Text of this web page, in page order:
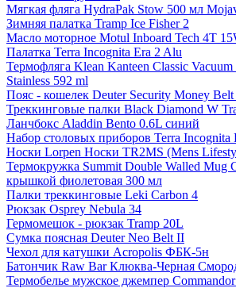
Мягкая фляга HydraPak Stow 500 мл
Зимняя палатка Tramp Ice Fisher 2
Масло моторное Motul Inboard Tech 4T
Палатка Terra Incognita Era 2 Alu
Термофляга Klean Kanteen Classic Vacuum
Stainless 592 ml
Пояс - кошелек Deuter Security Money
Треккинговые палки Black Diamond W
Ланчбокс Aladdin Bento 0.6L синий
Набор столовых приборов Terra Incognita
Носки Lorpen Носки TR2MS (Mens
Термокружка Summit Double Walled Mug
крышкой фиолетовая 300 мл
Палки треккинговые Leki Carbon 4
Рюкзак Osprey Nebula 34
Гермомешок - рюкзак Tramp 20L
Сумка поясная Deuter Neo Belt II
Чехол для катушки Acropolis ФБК-5н
Батончик Raw Bar Клюква-Черная
Термобелье мужское джемпер